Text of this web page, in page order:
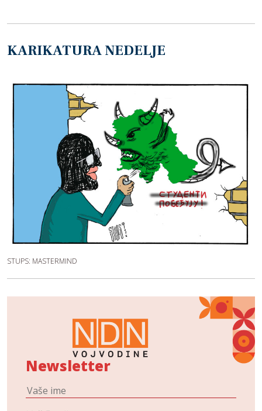
KARIKATURA NEDELJE
STUPS: MASTERMIND
Newsletter